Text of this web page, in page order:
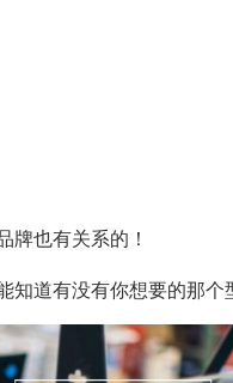
牌也有关系的！
道有没有你想要的那个